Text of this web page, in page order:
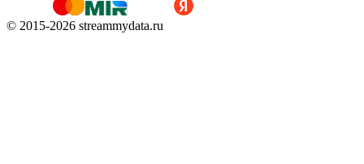
© 2015-2026 streammydata.ru